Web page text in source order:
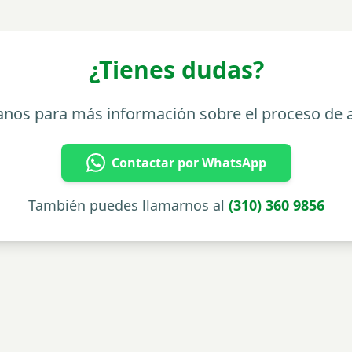
¿Tienes dudas?
para más información sobre el proceso de
Contactar por WhatsApp
También puedes llamarnos al (310) 360 9856